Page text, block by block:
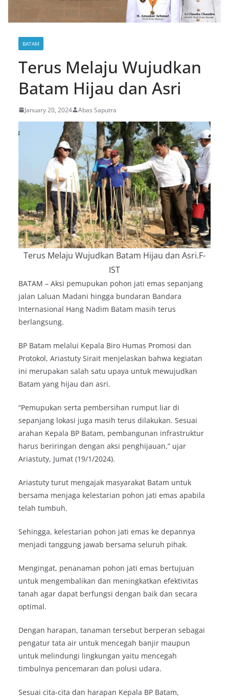
BATAM
Terus Melaju Wujudkan
Batam Hijau dan Asri
January 20, 2024 Abas Saputra
Terus Melaju Wujudkan Batam Hijau dan Asri.F-
IST
BATAM – Aksi pemupukan pohon jati emas sepanjang
jalan Laluan Madani hingga bundaran Bandara
Internasional Hang Nadim Batam masih terus
berlangsung.
BP Batam melalui Kepala Biro Humas Promosi dan
Protokol, Ariastuty Sirait menjelaskan bahwa kegiatan
ini merupakan salah satu upaya untuk mewujudkan
Batam yang hijau dan asri.
“Pemupukan serta pembersihan rumput liar di
sepanjang lokasi juga masih terus dilakukan. Sesuai
arahan Kepala BP Batam, pembangunan infrastruktur
harus beriringan dengan aksi penghijauan,” ujar
Ariastuty, Jumat (19/1/2024).
Ariastuty turut mengajak masyarakat Batam untuk
bersama menjaga kelestarian pohon jati emas apabila
telah tumbuh.
Sehingga, kelestarian pohon jati emas ke depannya
menjadi tanggung jawab bersama seluruh pihak.
Mengingat, penanaman pohon jati emas bertujuan
untuk mengembalikan dan meningkatkan efektivitas
tanah agar dapat berfungsi dengan baik dan secara
optimal.
Dengan harapan, tanaman tersebut berperan sebagai
pengatur tata air untuk mencegah banjir maupun
untuk melindungi lingkungan yaitu mencegah
timbulnya pencemaran dan polusi udara.
Sesuai cita-cita dan harapan Kepala BP Batam,